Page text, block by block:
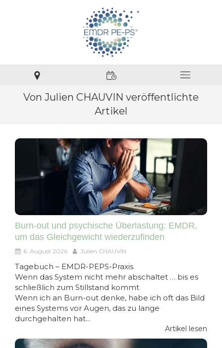
Von Julien CHAUVIN veröffentlichte
Artikel
Burn-out und psychische Überlastung: EMDR,
um das Gleichgewicht wiederzufinden
6. August 2026 Julien CHAUVIN
Tagebuch – EMDR-PEPS-Praxis
Wenn das System nicht mehr abschaltet … bis es
schließlich zum Stillstand kommt
Wenn ich an Burn-out denke, habe ich oft das Bild
eines Systems vor Augen, das zu lange
durchgehalten hat...
Artikel lesen